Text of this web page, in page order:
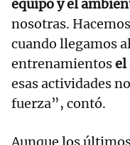
equipo y el
nosotras.
cuando llegamos
entrenamientosel
esas actividades
fuerza”, contó.